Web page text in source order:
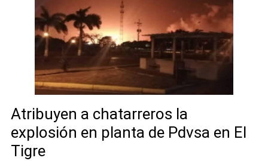
Atribuyen a chatarreros la
explosión en planta de Pdvsa en El
Tigre